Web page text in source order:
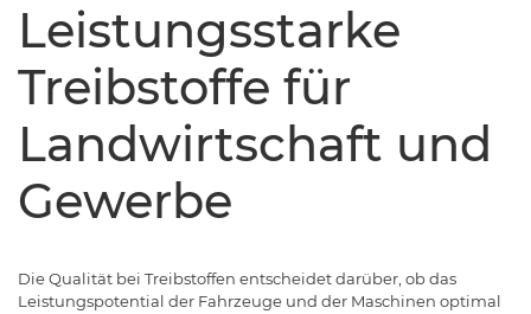
Leistungsstarke
Treibstoffe für
Landwirtschaft und
Gewerbe
Die Qualität bei Treibstoffen entscheidet darüber, ob das
Leistungspotential der Fahrzeuge und der Maschinen optimal